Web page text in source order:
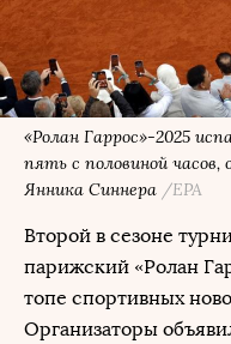
«Ролан Гаррос»-2025
пять с половиной часов,
Янника Синнера /EPA
Второй в сезоне
парижский «Ролан
топе спортивных
Организаторы